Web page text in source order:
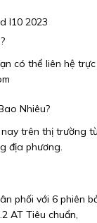
I10 2023
có thể liên hệ trực
Nhiêu?
trên thị trường
địa phương.
phối với 6 phiên
AT Tiêu chuẩn,